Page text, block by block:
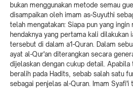
bukan menggunakan metode semau
disampaikan oleh imam as-Suyuthi
telah mengatakan: Siapa pun yang ingin
hendaknya yang pertama kali dilakukan
tersebut di dalam a1-Quran. Dalam
ayat al-Qur'an diterangkan secara
dijelaskan dengan cukup detail.
beralih pada Hadits, sebab salah satu
sebagai penjelas al-Quran. Imam Syafi'i